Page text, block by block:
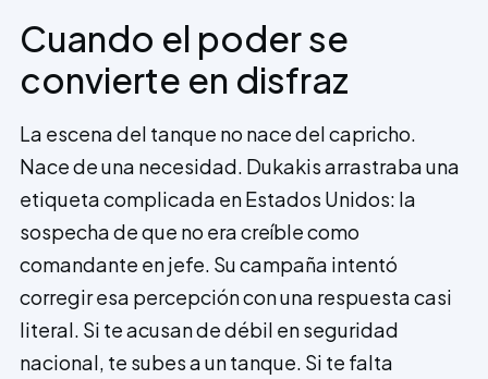
Cuando el poder se
convierte en disfraz
La escena del tanque no nace del capricho.
Nace de una necesidad. Dukakis arrastraba una
etiqueta complicada en Estados Unidos: la
sospecha de que no era creíble como
comandante en jefe. Su campaña intentó
corregir esa percepción con una respuesta casi
literal. Si te acusan de débil en seguridad
nacional, te subes a un tanque. Si te falta